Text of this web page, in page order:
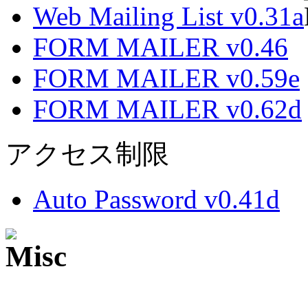
Web Mailing List v0.31a
FORM MAILER v0.46
FORM MAILER v0.59e
FORM MAILER v0.62d
アクセス制限
Auto Password v0.41d